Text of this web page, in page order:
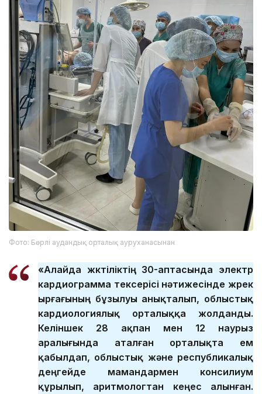
Фото: Бөрлі аудандық орталық ауруханасынан
«Алайда жүктіліктің 30-аптасында электр
кардиограмма тексерісі нәтижесінде жүрек
ырғағының бұзылуы анықталып, облыстық
кардиологиялық орталыққа жолданды.
Келіншек 28 ақпан мен 12 наурыз
аралығында аталған орталықта ем
қабылдап, облыстық және республикалық
деңгейде мамандармен консилиум
құрылып, аритмологтан кеңес алынған.